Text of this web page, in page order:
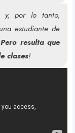
y, por lo tanto,
estudiante de
resulta que
clases!